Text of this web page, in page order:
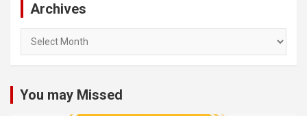
Archives
You may Missed